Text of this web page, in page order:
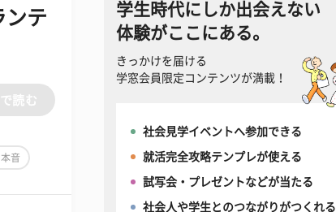
ンテ
読む
音
学生時代にしか出会えない
体験がここにある。
きっかけを届ける
学窓会員限定コンテンツが満載！
社会見学イベントへ参加できる
就活完全攻略テンプレが使える
試写会・プレゼントなどが当たる
社会人や学生とのつながりがつくれる